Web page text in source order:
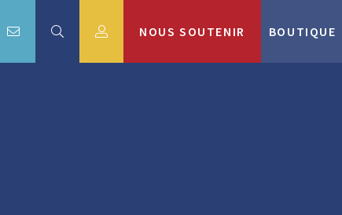
NOUS SOUTENIR BOUTIQUE